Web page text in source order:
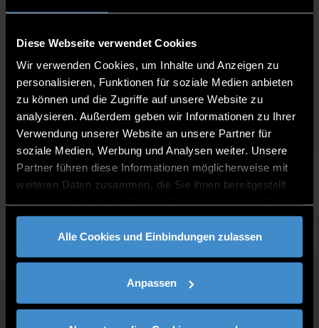
Diese Webseite verwendet Cookies
Wir verwenden Cookies, um Inhalte und Anzeigen zu
personalisieren, Funktionen für soziale Medien anbieten
zu können und die Zugriffe auf unsere Website zu
analysieren. Außerdem geben wir Informationen zu Ihrer
Verwendung unserer Website an unsere Partner für
soziale Medien, Werbung und Analysen weiter. Unsere
Partner führen diese Informationen möglicherweise mit
weiteren Daten zusammen, die Sie ihnen bereitgestellt
gesammelt haben.
Alle Cookies und Einbindungen zulassen
Anpassen
Florian Voit
Mitarbeiter
QUICKLINKS